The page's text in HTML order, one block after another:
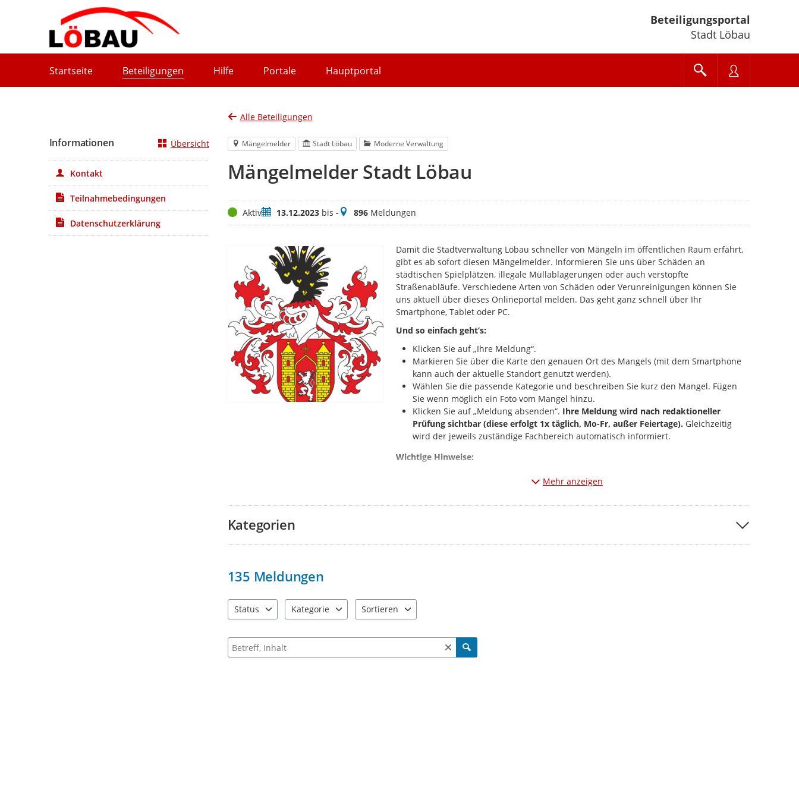
Beteiligungsportal
Stadt Löbau
Startseite Beteiligungen Hilfe Portale Hauptportal
Alle Beteiligungen
Mängelmelder Stadt Löbau Moderne Verwaltung
Mängelmelder Stadt Löbau
StatusAktivZeitraum
13.12.2023bis -Meldungen
896Meldungen
Damit die Stadtverwaltung Löbau schneller von Mängeln im öffentlichen Raum erfährt,
gibt es ab sofort diesen Mängelmelder. Informieren Sie uns über Schäden an
städtischen Spielplätzen, illegale Müllablagerungen oder auch verstopfte
Straßenabläufe. Verschiedene Arten von Schäden oder Verunreinigungen können Sie
uns aktuell über dieses Onlineportal melden. Das geht ganz schnell über Ihr
Smartphone, Tablet oder PC.
Und so einfach geht’s:
Klicken Sie auf „Ihre Meldung“.
Markieren Sie über die Karte den genauen Ort des Mangels (mit dem Smartphone
kann auch der aktuelle Standort genutzt werden).
Wählen Sie die passende Kategorie und beschreiben Sie kurz den Mangel. Fügen
Sie wenn möglich ein Foto vom Mangel hinzu.
Klicken Sie auf „Meldung absenden“. Ihre Meldung wird nach redaktioneller
Prüfung sichtbar (diese erfolgt 1x täglich, Mo-Fr, außer Feiertage). Gleichzeitig
wird der jeweils zuständige Fachbereich automatisch informiert.
Wichtige Hinweise:
Melden Sie bitte nur solche Mängel, die den vorgegebenen Kategorien entsprechen.
Sie haben ein anderes Problem entdeckt? Dann informieren Sie uns bitte über
Meldungen mit personenbezogenen Daten (in Text und Bild) werden nicht
Sie, ob der Mangel bereits gemeldet wurde. Außerdem können Sie so den aktuellen
Bearbeitungsstand einsehen.
Mehr anzeigen
Kategorien
135 Meldungen
Status
Kategorie
Sortieren
Suche nach Meldungen und Kommentaren
Informationen Übersicht
Kontakt
Teilnahmebedingungen
Datenschutzerklärung